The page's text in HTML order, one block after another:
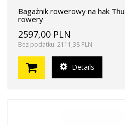
Bagażnik rowerowy na hak
rowery
2597,00 PLN
Bez podatku: 2111,38 PLN
Details